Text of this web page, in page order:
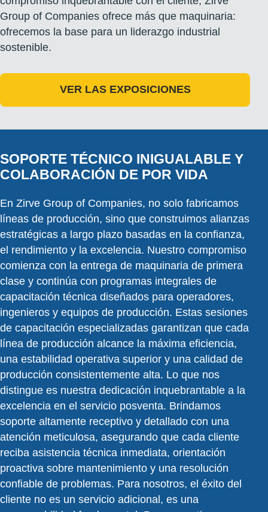
Group of Companies ofrece más que maquinaria:
ofrecemos la base para un liderazgo industrial
sostenible.
VER LAS EXPOSICIONES
SOPORTE TÉCNICO INIGUALABLE Y
COLABORACIÓN DE POR VIDA
En Zirve Group of Companies, no solo fabricamos
líneas de producción, sino que construimos alianzas
estratégicas a largo plazo basadas en la confianza,
el rendimiento y la excelencia. Nuestro compromiso
comienza con la entrega de maquinaria de primera
clase y continúa con programas integrales de
capacitación técnica diseñados para operadores,
ingenieros y equipos de producción. Estas sesiones
de capacitación especializadas garantizan que cada
línea de producción alcance la máxima eficiencia,
una estabilidad operativa superior y una calidad de
producción consistentemente alta. Lo que nos
distingue es nuestra dedicación inquebrantable a la
excelencia en el servicio posventa. Brindamos
soporte altamente receptivo y detallado con una
atención meticulosa, asegurando que cada cliente
reciba asistencia técnica inmediata, orientación
proactiva sobre mantenimiento y una resolución
confiable de problemas. Para nosotros, el éxito del
cliente no es un servicio adicional, es una